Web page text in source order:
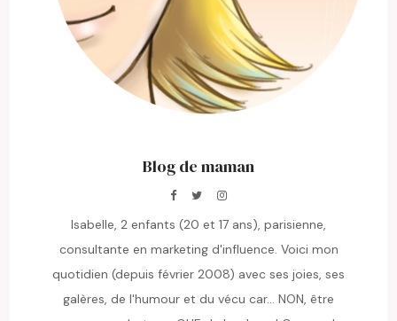
Blog de maman
Isabelle, 2 enfants (20 et 17 ans), parisienne,
consultante en marketing d'influence. Voici mon
quotidien (depuis février 2008) avec ses joies, ses
galères, de l'humour et du vécu car... NON, être